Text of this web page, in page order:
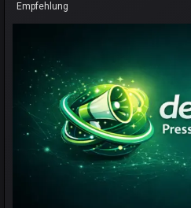
Empfehlung